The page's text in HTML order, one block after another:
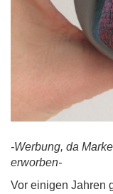
-Werbung, da
erworben-
Vor einigen Jahren